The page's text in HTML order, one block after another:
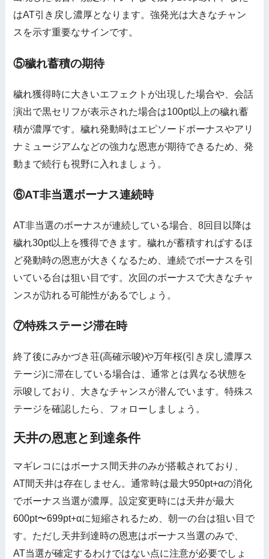
はAT引き戻し濃厚となります。強発光は大きなチャン
スを示す重要なサインです。
⑤穢れ蓄積の期待
穢れ獲得時に大きいエフェクトが出現した場合や、会話
演出で黒セリフが表示された場合は100pt以上の穢れ蓄
積が濃厚です。穢れ発動時はエピソードボーナスやアリ
ナミュージアムなどの強力な恩恵が期待できるため、発
動まで続行も視野に入れましょう。
⑥AT非当選ボーナス連続時
AT非当選のボーナスが連続している場合、8回目以降は
穢れ30pt以上を獲得できます。穢れが蓄積すればするほ
ど発動時の恩恵が大きくなるため、連続でボーナスを引
いている台は狙い目です。次回のボーナスで大きなチャ
ンスが訪れる可能性があるでしょう。
⑦特殊ステージ滞在時
終了後にみかづき荘(高確示唆)や万年桜(引き戻し濃厚ス
テージ)に滞在している場合は、通常とは異なる状態を
示唆しており、大きなチャンスが潜んでいます。特殊ス
テージを確認したら、フォローしましょう。
天井の恩恵と到達条件
マギレコにはボーナス間天井のみが搭載されており、
AT間天井は存在しません。通常時は最大950pt+αの消化
でボーナス当選が濃厚。設定変更時には天井が最大
600pt〜699pt+αに短縮されるため、朝一の台は狙い目で
す。ただし天井到達時の恩恵はボーナス当選のみで、
AT当選が確定するわけではない点に注意が必要でしょ